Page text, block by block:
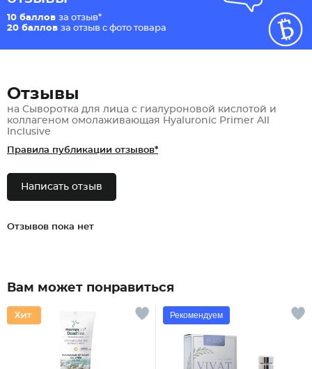
10 баллов за отзыв*
20 баллов за отзыв с фото товара
Отзывы
на Сыворотка для лица с гиалуроновой кислотой и
коллагеном омолаживающая Hyaluronic Primer All
Inclusive
Правила публикации отзывов*
Написать отзыв
Отзывов пока нет
Вам может понравиться
Рекомендуем